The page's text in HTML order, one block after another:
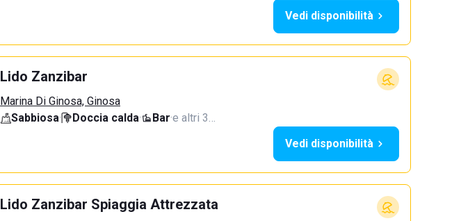
Vedi disponibilità
Lido Zanzibar
Marina Di Ginosa, Ginosa
Sabbiosa· Doccia calda· Bar·e altri 3…
Vedi disponibilità
Lido Zanzibar Spiaggia Attrezzata